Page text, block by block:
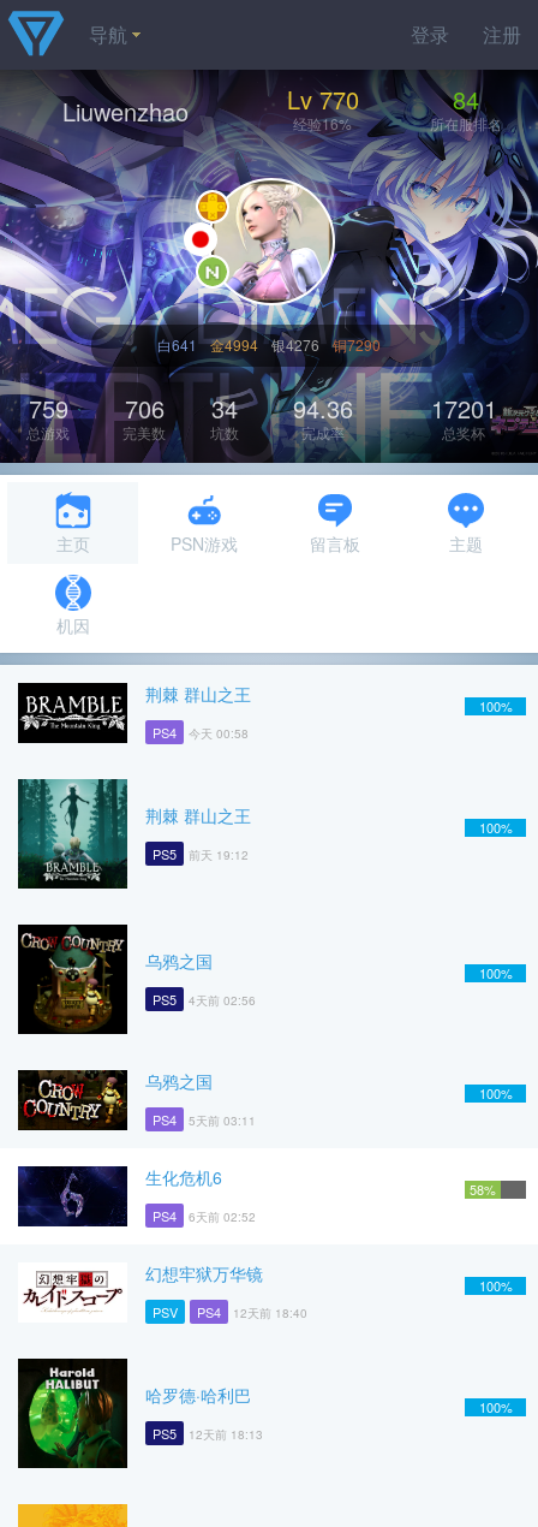
登录 注册
导航
Liuwenzhao Lv 770
经验16%
84
所在服排名
白641 金4994 银4276 铜7290
759
总游戏
706
完美数
34
坑数
94.36
完成率
17201
总奖杯
主页 PSN游戏 留言板 主题
机因
荆棘 群山之王
PS4 今天 00:58
100%
荆棘 群山之王
PS5 前天 19:12
100%
乌鸦之国
PS5 4天前 02:56
100%
乌鸦之国
PS4 5天前 03:11
100%
生化危机6
PS4 6天前 02:52
58%
幻想牢狱万华镜
PSV PS4 12天前 18:40
100%
哈罗德·哈利巴
PS5 12天前 18:13
100%